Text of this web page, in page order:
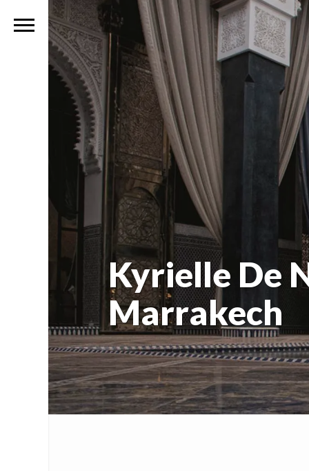
Kyrielle De
Marrakech